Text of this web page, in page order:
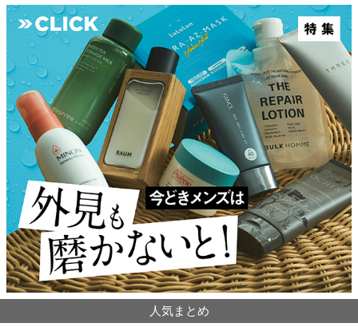
人気まとめ